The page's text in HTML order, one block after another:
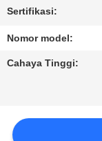
BERITA
KASUS
SITEMAP
Sertifikasi:
Nomor model:
Cahaya Tinggi: